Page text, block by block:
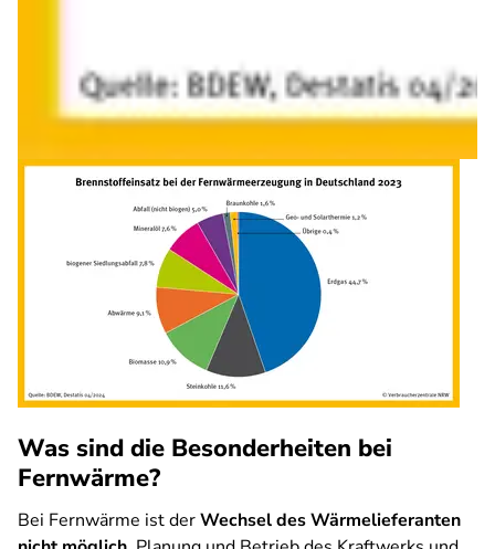
Was sind die Besonderheiten bei
Fernwärme?
Bei Fernwärme ist derWechsel des Wärmelieferanten